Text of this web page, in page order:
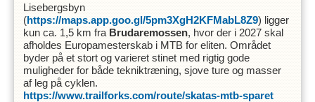
Lisebergsbyn
(https://maps.app.goo.gl/5pm3XgH2KFMabL8Z9) ligger
kun ca. 1,5 km fra Brudaremossen, hvor der i 2027 skal
afholdes Europamesterskab i MTB for eliten. Området
byder på et stort og varieret stinet med rigtig gode
muligheder for både tekniktræning, sjove ture og masser
af leg på cyklen.
https://www.trailforks.com/route/skatas-mtb-sparet